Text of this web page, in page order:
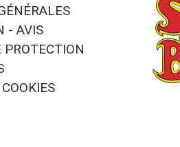
- AVIS
PROTECTION